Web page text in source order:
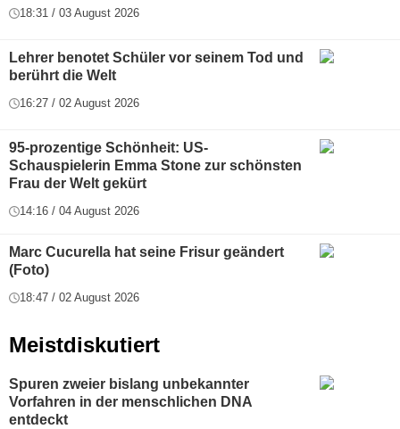
18:31 / 03 August 2026
Lehrer benotet Schüler vor seinem Tod und
berührt die Welt
16:27 / 02 August 2026
95-prozentige Schönheit: US-
Schauspielerin Emma Stone zur schönsten
Frau der Welt gekürt
14:16 / 04 August 2026
Marc Cucurella hat seine Frisur geändert
(Foto)
18:47 / 02 August 2026
Meistdiskutiert
Spuren zweier bislang unbekannter
Vorfahren in der menschlichen DNA
entdeckt